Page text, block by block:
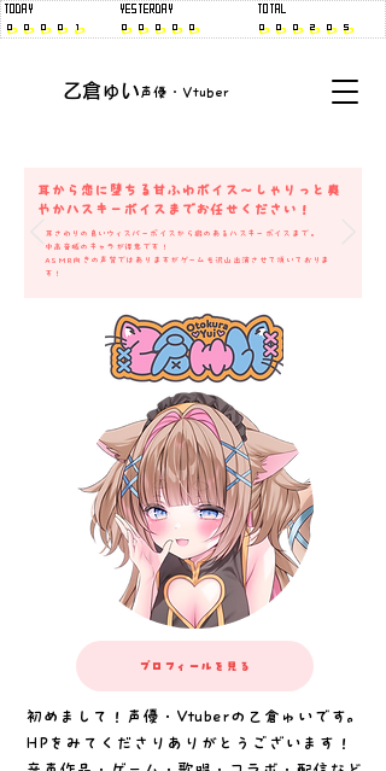
​乙倉ゅい ​声優・Vtuber
耳から恋に堕ちる甘ふわボイス～しゃりっと爽
やかハスキーボイスまでお任せください！
​耳さわりの良いウィスパーボイスから癖のあるハスキーボイスまで。
中高音域のキャラが得意です！
ASMR向きの声質ではありますが ゲームも沢山出演させて頂いており​ま
す！
プロフィールを見る
初めまして！声優・Vtuberの乙倉ゅいです。
HPをみてくださりありがとうございます！